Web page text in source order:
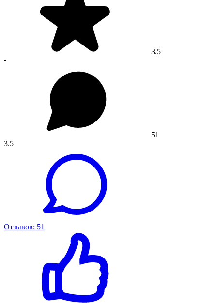
3.5
•
51
3.5
Отзывов: 51